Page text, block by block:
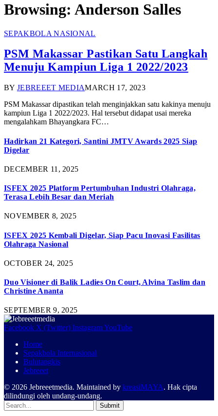
Browsing: Anderson Salles
SEPAKBOLA NASIONAL
PSM Makassar Pastikan Satu Langkah
Menuju Kampiun Liga 1 2022/2023
BY JEBREEET MEDIAMARCH 17, 2023
PSM Makassar dipastikan telah menginjakkan satu kakinya menuju
kampiun Liga 1 2022/2023. Hal tersebut didapat usai mereka
mengalahkam Bhayangkara FC…
Hadirkan 21 Kategori, Santini JMTV Awards 2025 Siap
Digelar
DECEMBER 11, 2025
ISFEX 2025 Platform Pertumbuhan Industri Olahraga,
Terasa Lebih Besar dan Meriah
NOVEMBER 8, 2025
ISFEX 2025 Kembali Digelar, Siap Pacu Inovasi Fasilitas
Olahraga Nasional
OCTOBER 24, 2025
Duo Visioner di Balik Ladies On Court, Alvina Taslim dan
Christine Ananta
SEPTEMBER 9, 2025
Facebook X (Twitter) InstagramYouTube
Home
Sepakbola Internasional
Bulutangkis
Jebreeet
© 2026 Jebreeetmedia. Maintained by kreasiMAYA. Hak cipta
dilindungi oleh undang-undang.
Submit